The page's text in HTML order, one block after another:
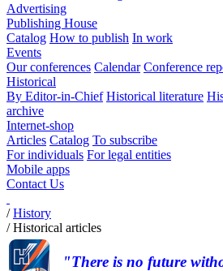
Advertising
Publishing House
Catalog How to publish In work
Events
Our conferences Calendar Conference
Historical
By Editor-in-Chief Historical literature
archive
Internet-shop
Articles Catalog To subscribe
For individuals For legal entities
Mobile apps
Contact Us
/History
/Historical articles
"There is no future